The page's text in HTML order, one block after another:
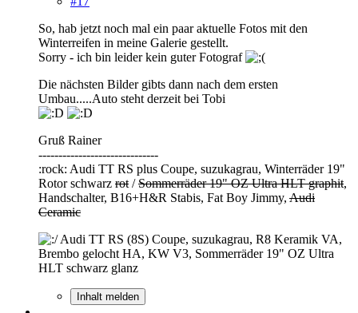
So, hab jetzt noch mal ein paar aktuelle Fotos mit den
Winterreifen in meine Galerie gestellt.
Sorry - ich bin leider kein guter Fotograf
Die nächsten Bilder gibts dann nach dem ersten
Umbau.....Auto steht derzeit bei Tobi
Gruß Rainer
------------------------------
:rock: Audi TT RS plus Coupe, suzukagrau, Winterräder 19"
Rotor schwarz rot /Sommerräder 19" OZ Ultra HLT graphit,
Handschalter, B16+H&R Stabis, Fat Boy Jimmy, Audi
Ceramic
Audi TT RS (8S) Coupe, suzukagrau, R8 Keramik VA,
Brembo gelocht HA, KW V3, Sommerräder 19" OZ Ultra
HLT schwarz glanz
Inhalt melden